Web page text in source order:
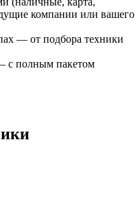
компании или вашего
— от подбора техники
с полным пакетом